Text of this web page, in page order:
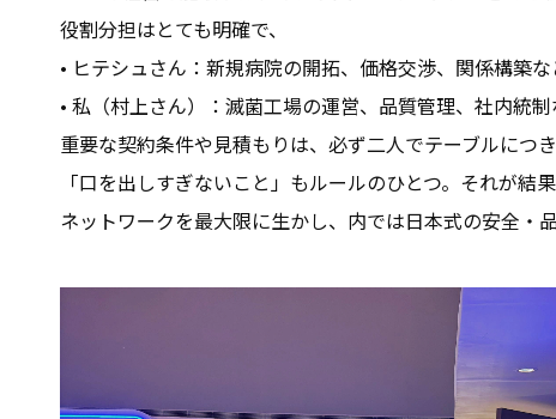
役割分担はとても明確で、
• ヒテシュさん：新規病院の開拓、価格交渉、関係構築
• 私（村上さん）：滅菌工場の運営、品質管理、社内統
重要な契約条件や見積もりは、必ず二人でテーブルにつ
「口を出しすぎないこと」もルールのひとつ。それが
ネットワークを最大限に生かし、内では日本式の安全・